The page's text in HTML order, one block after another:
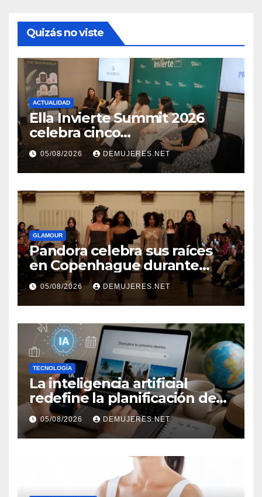
Quizás no viste
ACTUALIDAD
Ella Invierte Summit 2026
celebra cinco
añosimpulsando a las
mujeres a construir su
independencia financiera
05/08/2026 DEMUJERES.NET
GLAMOUR
Pandora celebra sus raíces
en Copenhague durante
Copenhagen Fashion Week a
través de alianzas creativas
05/08/2026 DEMUJERES.NET
TECNOLOGÍA
La inteligencia artificial
redefine la planificación de
viajes: Los huéspedes
centran sus decisiones y
expectativas enfocándose en
experiencias auténticas y
personalizadas
05/08/2026 DEMUJERES.NET